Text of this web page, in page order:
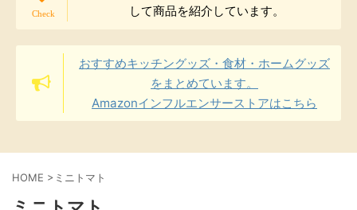
して商品を紹介しています。
おすすめキッチングッズ・食材・ホームグッズ
をまとめています。
Amazonインフルエンサーストアはこちら
HOME > ミニトマト